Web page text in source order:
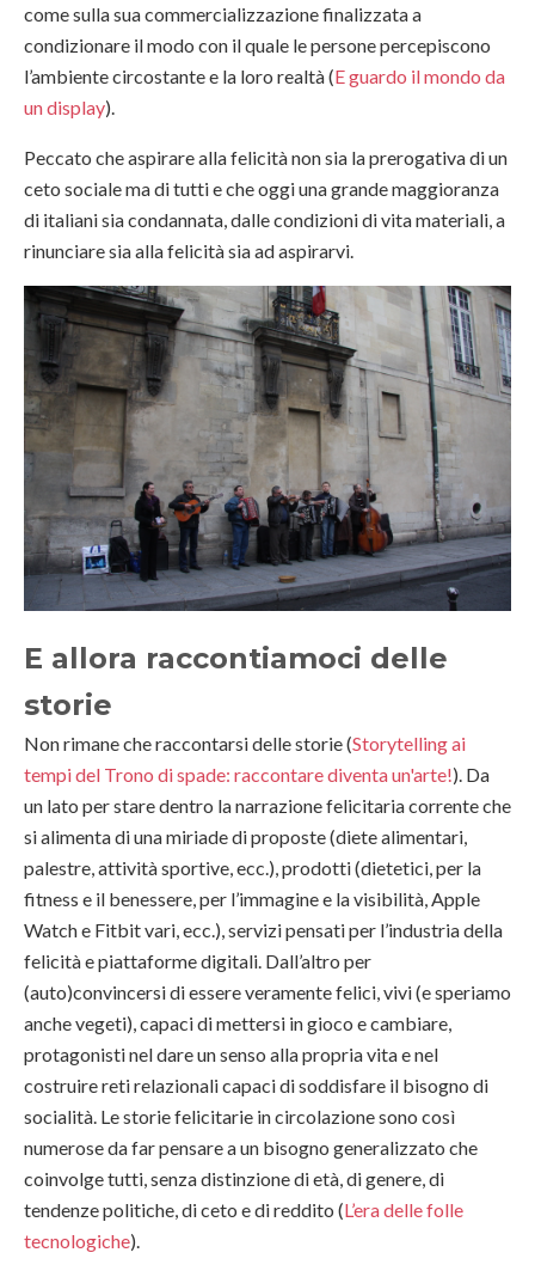
come sulla sua commercializzazione finalizzata a
condizionare il modo con il quale le persone percepiscono
l’ambiente circostante e la loro realtà (E guardo il mondo da
un display).
Peccato che aspirare alla felicità non sia la prerogativa di un
ceto sociale ma di tutti e che oggi una grande maggioranza
di italiani sia condannata, dalle condizioni di vita materiali, a
rinunciare sia alla felicità sia ad aspirarvi.
E allora raccontiamoci delle
storie
Non rimane che raccontarsi delle storie (Storytelling ai
tempi del Trono di spade: raccontare diventa un'arte!). Da
un lato per stare dentro la narrazione felicitaria corrente che
si alimenta di una miriade di proposte (diete alimentari,
palestre, attività sportive, ecc.), prodotti (dietetici, per la
fitness e il benessere, per l’immagine e la visibilità, Apple
Watch e Fitbit vari, ecc.), servizi pensati per l’industria della
felicità e piattaforme digitali. Dall’altro per
(auto)convincersi di essere veramente felici, vivi (e speriamo
anche vegeti), capaci di mettersi in gioco e cambiare,
protagonisti nel dare un senso alla propria vita e nel
costruire reti relazionali capaci di soddisfare il bisogno di
socialità. Le storie felicitarie in circolazione sono così
numerose da far pensare a un bisogno generalizzato che
coinvolge tutti, senza distinzione di età, di genere, di
tendenze politiche, di ceto e di reddito (L’era delle folle
tecnologiche).